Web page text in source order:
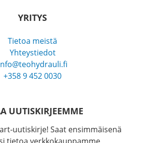
YRITYS
Tietoa meistä
Yhteystiedot
+358 9 452 0030
UUTISKIRJEEMME
uutiskirje! Saat ensimmäisenä